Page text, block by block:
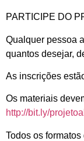
PARTICIPE DO
Qualquer pessoa
quantos desejar,
As inscrições
Os materiais
http://bit.ly/
Todos os